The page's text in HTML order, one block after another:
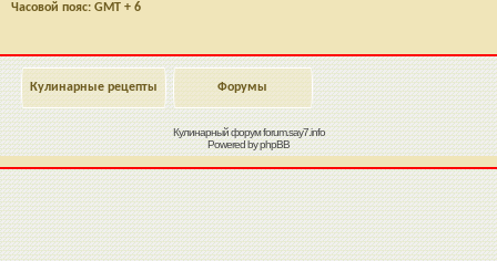
Часовой пояс: GMT + 6
Кулинарные рецепты Форумы
Кулинарный форумforum.say7.info
Powered byphpBB